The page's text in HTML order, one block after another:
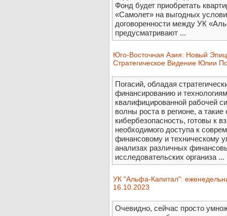
Фонд будет приобретать
«Самолет» на выгодных
договоренности между УК
предусматривают ...
Юго-Восточная Азия: Новый
Стратегическое Видение Юлии
Погасий, обладая
финансированию и
квалифицированной рабочей
волны роста в регионе, а
кибербезопасность, готовы к
необходимого доступа к
финансовому и техническому
анализах различных
исследовательских организа ...
УК "Альфа-Капитал":
16.10.2023
Очевидно, сейчас просто